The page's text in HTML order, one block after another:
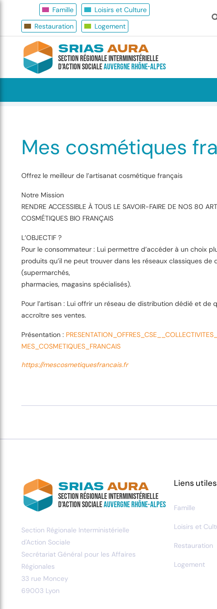
Famille
Loisirs et Culture
Restauration
Logement
SRIAS AURA
Section Régionale Interministérielle
d'Action SocialeAuvergne Rhône-Alpes
Mes cosmétiques
Offrez le meilleur de l’artisanat cosmétique français
Notre Mission
RENDRE ACCESSIBLE À TOUS LE SAVOIR-FAIRE DE NOS 80
COSMÉTIQUES BIO FRANÇAIS
L’OBJECTIF ?
Pour le consommateur : Lui permettre d’accéder à un choix
produits qu’il ne peut trouver dans les réseaux classiques de
(supermarchés,
pharmacies, magasins spécialisés).
Pour l’artisan : Lui offrir un réseau de distribution dédié et de
accroître ses ventes.
Présentation :
MES_COSMETIQUES_FRANCAIS
https://mescosmetiquesfrancais.fr
SRIAS AURA
Section Régionale Interministérielle
d'Action SocialeAuvergne Rhône-Alpes
Section Régionale Interministérielle
d'Action Sociale
Secrétariat Général pour les Affaires
Régionales
33 rue Moncey
69003 Lyon
Liens utiles
Famille
Loisirs et
Restauration
Logement